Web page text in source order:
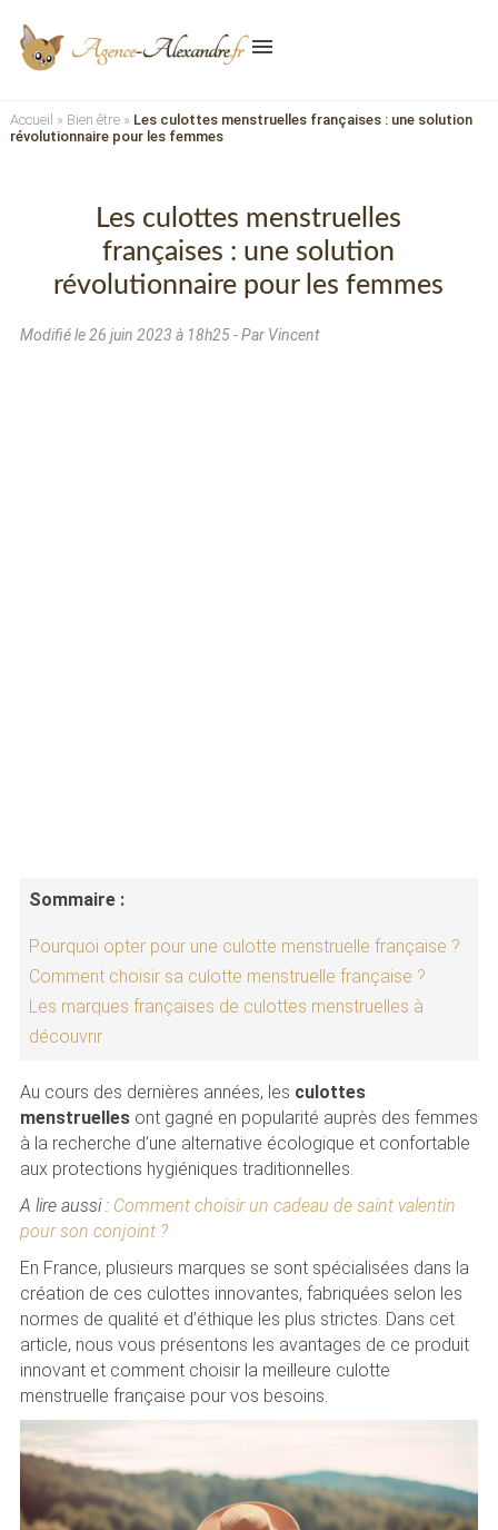
menu
Accueil » Bien être» Les culottes menstruelles françaises : une solution
révolutionnaire pour les femmes
Les culottes menstruelles
françaises : une solution
révolutionnaire pour les femmes
Modifié le26 juin 2023 à 18h25- Par Vincent
Sommaire :
Pourquoi opter pour une culotte menstruelle française ?
Comment choisir sa culotte menstruelle française ?
Les marques françaises de culottes menstruelles à
découvrir
Au cours des dernières années, les culottes
menstruellesont gagné en popularité auprès des femmes
à la recherche d’une alternative écologique et confortable
aux protections hygiéniques traditionnelles.
A lire aussi : Comment choisir un cadeau de saint valentin
pour son conjoint ?
En France, plusieurs marques se sont spécialisées dans la
création de ces culottes innovantes, fabriquées selon les
normes de qualité et d’éthique les plus strictes. Dans cet
article, nous vous présentons les avantages de ce produit
innovant et comment choisir la meilleure culotte
menstruelle française pour vos besoins.